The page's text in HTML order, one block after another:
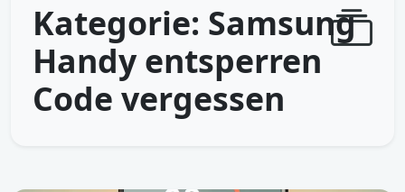
Kategorie: Samsung
Handy entsperren
Code vergessen